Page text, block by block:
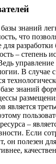
знаний
что
– степень
В случае
знаний
является
–
Если
он полезен